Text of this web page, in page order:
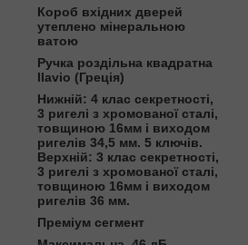
Короб вхідних дверей
утеплено мінеральною
ватою
Ручка роздільна квадратна
Ilavio (Греція)
Нижній: 4 клас секретності,
3 ригелі з хромованої сталі,
товщиною 16мм і виходом
ригелів 34,5 мм. 5 ключів.
Верхній: 3 клас секретності,
3 ригелі з хромованої сталі,
товщиною 16мм і виходом
ригелів 36 мм.
Преміум сегмент